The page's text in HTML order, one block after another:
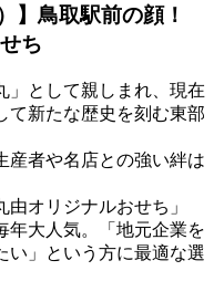
】鳥取駅前の顔！
ち
」として親しまれ、現在
て新たな歴史を刻む東部
産者や名店との強い絆は
由オリジナルおせち」
年大人気。「地元企業を
い」という方に最適な選